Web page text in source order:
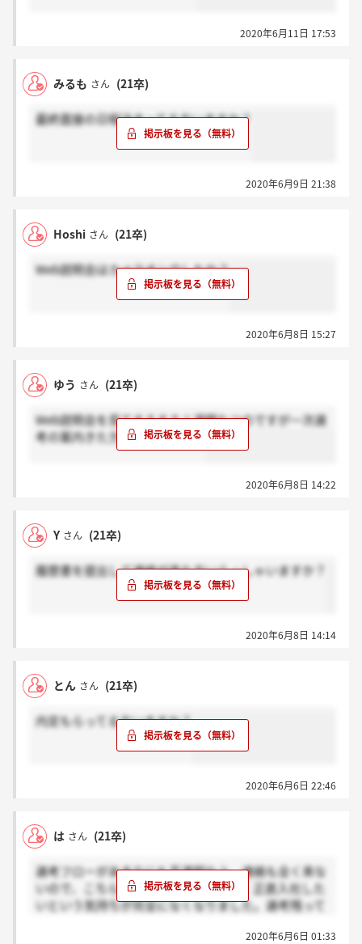
2020年6月11日 17:53
みるも さん (21卒)
最終面接の日程決まってる方いますか？
2020年6月9日 21:38
Hoshi さん (21卒)
Web説明会はカメラオンでしたか？
2020年6月8日 15:27
ゆう さん (21卒)
Web説明会を見てそろそろ１週間たつのですが一次選
考の案内きた方おられますか？
2020年6月8日 14:22
Y さん (21卒)
履歴書を提出して連絡が来た方いらっしゃいますか？
2020年6月8日 14:14
とん さん (21卒)
内定もらってる方いますか？
2020年6月6日 22:46
は さん (21卒)
選考フローがあまりにも不透明な上、連絡も全く来な
いので、こちらから選考辞退しました。正直入社した
いという気持ちが完全になくなりました。選考残って
2020年6月6日 01:33